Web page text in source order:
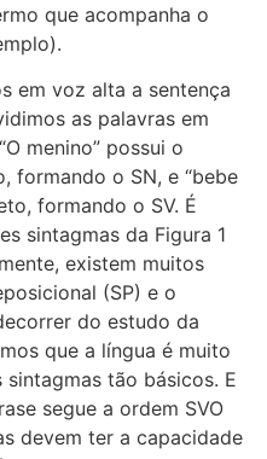
que acompanha o
em voz alta a sentença
as palavras em
menino” possui o
formando o SN, e “bebe
formando o SV. É
sintagmas da Figura 1
existem muitos
(SP) e o
do estudo da
que a língua é muito
tão básicos. E
segue a ordem SVO
devem ter a capacidade